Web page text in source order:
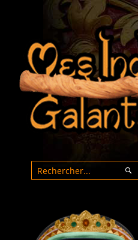
Rechercher